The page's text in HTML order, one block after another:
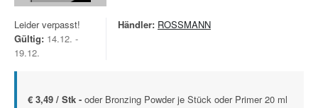
Leider verpasst!
Gültig: 14.12. -
19.12.
Händler: ROSSMANN
€ 3,49 / Stk - oder Bronzing Powder je Stück oder Primer 20 ml